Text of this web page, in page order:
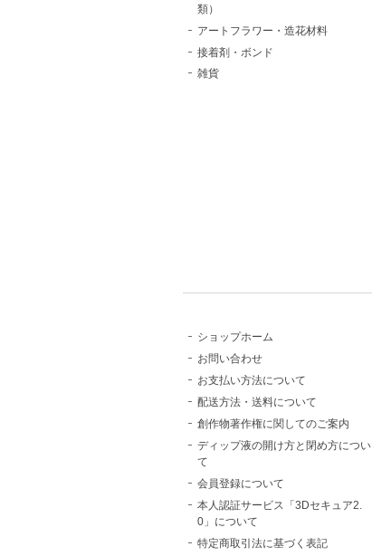
類）
アートフラワー・造花材料
接着剤・ボンド
雑貨
ショップホーム
お問い合わせ
お支払い方法について
配送方法・送料について
創作物著作権に関してのご案内
ディップ液の開け方と閉め方につい
て
会員登録について
本人認証サービス「3Dセキュア2.
0」について
特定商取引法に基づく表記